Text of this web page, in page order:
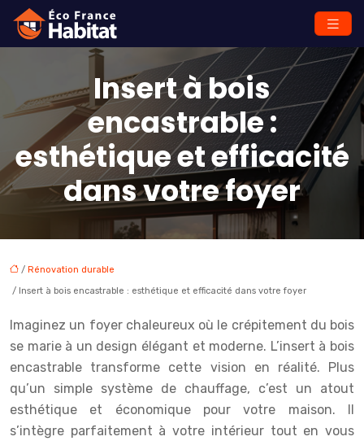
Insert à bois
encastrable :
esthétique et efficacité
dans votre foyer
/ Rénovation durable
/ Insert à bois encastrable : esthétique et efficacité dans votre foyer
Imaginez un foyer chaleureux où le crépitement du bois
se marie à un design élégant et moderne. L’insert à bois
encastrable transforme cette vision en réalité. Plus
qu’un simple système de chauffage, c’est un atout
esthétique et économique pour votre maison. Il
s’intègre parfaitement à votre intérieur tout en vous